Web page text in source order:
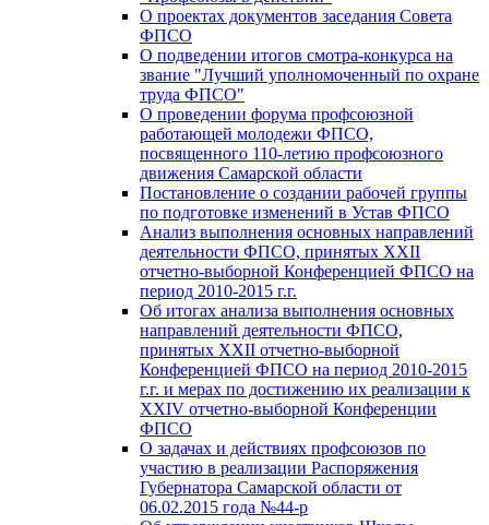
О проектах документов заседания Совета
ФПСО
О подведении итогов смотра-конкурса на
звание "Лучший уполномоченный по охране
труда ФПСО"
О проведении форума профсоюзной
работающей молодежи ФПСО,
посвященного 110-летию профсоюзного
движения Самарской области
Постановление о создании рабочей группы
по подготовке изменений в Устав ФПСО
Анализ выполнения основных направлений
деятельности ФПСО, принятых XXII
отчетно-выборной Конференцией ФПСО на
период 2010-2015 г.г.
Об итогах анализа выполнения основных
направлений деятельности ФПСО,
принятых XXII отчетно-выборной
Конференцией ФПСО на период 2010-2015
г.г. и мерах по достижению их реализации к
XXIV отчетно-выборной Конференции
ФПСО
О задачах и действиях профсоюзов по
участию в реализации Распоряжения
Губернатора Самарской области от
06.02.2015 года №44-р